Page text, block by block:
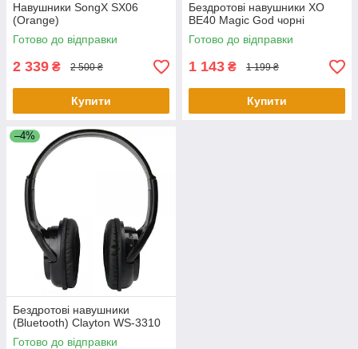
Навушники SongX SX06
(Orange)
Готово до відправки
2 339 ₴ 2 500 ₴
Купити
Бездротові навушники XO
BE40 Magic God чорні
Готово до відправки
1 143 ₴ 1 199 ₴
Купити
–4%
Бездротові навушники
(Bluetooth) Clayton WS-3310
Готово до відправки